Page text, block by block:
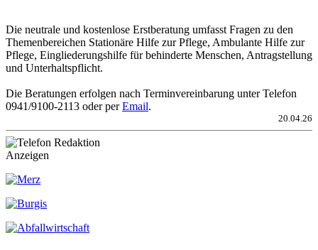
Die neutrale und kostenlose Erstberatung umfasst Fragen zu den
Themenbereichen Stationäre Hilfe zur Pflege, Ambulante Hilfe zur
Pflege, Eingliederungshilfe für behinderte Menschen, Antragstellung
und Unterhaltspflicht.
Die Beratungen erfolgen nach Terminvereinbarung unter Telefon
0941/9100-2113 oder perEmail.
20.04.26
Anzeigen